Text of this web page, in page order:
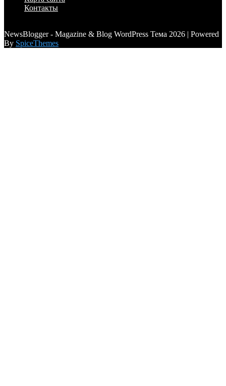
Контакты
NewsBlogger - Magazine & Blog WordPress Тема 2026 | Powered
By SpiceThemes